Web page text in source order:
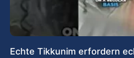
Echte Tikkunim erfordern